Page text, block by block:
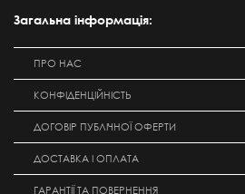
Загальна інформація:
ПРО НАС
КОНФІДЕНЦІЙНІСТЬ
ДОГОВІР ПУБЛІЧНОЇ ОФЕРТИ
ДОСТАВКА І ОПЛАТА
ГАРАНТІЇ ТА ПОВЕРНЕННЯ